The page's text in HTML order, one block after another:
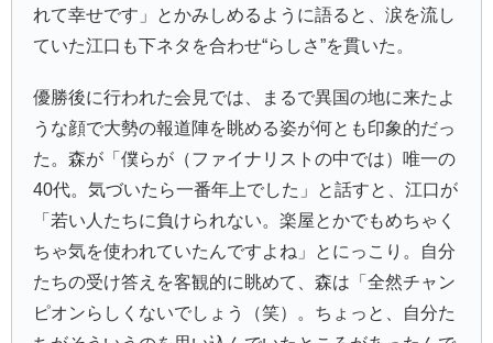
れて幸せです」とかみしめるように語ると、涙を流し
ていた江口も下ネタを合わせ“らしさ”を貫いた。
優勝後に行われた会見では、まるで異国の地に来たよ
うな顔で大勢の報道陣を眺める姿が何とも印象的だっ
た。森が「僕らが（ファイナリストの中では）唯一の
40代。気づいたら一番年上でした」と話すと、江口が
「若い人たちに負けられない。楽屋とかでもめちゃく
ちゃ気を使われていたんですよね」とにっこり。自分
たちの受け答えを客観的に眺めて、森は「全然チャン
ピオンらしくないでしょう（笑）。ちょっと、自分た